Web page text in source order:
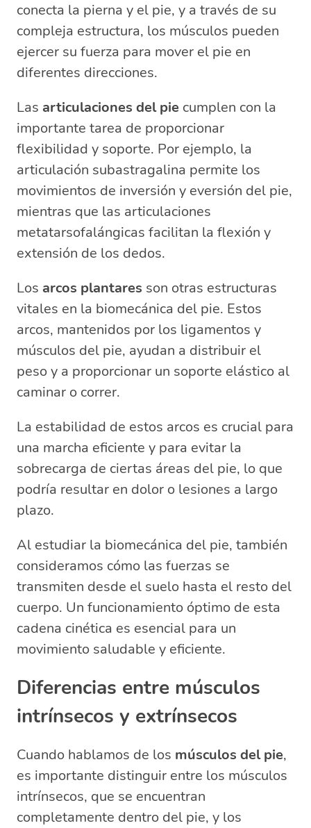
conecta la pierna y el pie, y a través de su
compleja estructura, los músculos pueden
ejercer su fuerza para mover el pie en
diferentes direcciones.
Las articulaciones del pie cumplen con la
importante tarea de proporcionar
flexibilidad y soporte. Por ejemplo, la
articulación subastragalina permite los
movimientos de inversión y eversión del pie,
mientras que las articulaciones
metatarsofalángicas facilitan la flexión y
extensión de los dedos.
Los arcos plantares son otras estructuras
vitales en la biomecánica del pie. Estos
arcos, mantenidos por los ligamentos y
músculos del pie, ayudan a distribuir el
peso y a proporcionar un soporte elástico al
caminar o correr.
La estabilidad de estos arcos es crucial para
una marcha eficiente y para evitar la
sobrecarga de ciertas áreas del pie, lo que
podría resultar en dolor o lesiones a largo
plazo.
Al estudiar la biomecánica del pie, también
consideramos cómo las fuerzas se
transmiten desde el suelo hasta el resto del
cuerpo. Un funcionamiento óptimo de esta
cadena cinética es esencial para un
movimiento saludable y eficiente.
Diferencias entre músculos
intrínsecos y extrínsecos
Cuando hablamos de los músculos del pie,
es importante distinguir entre los músculos
intrínsecos, que se encuentran
completamente dentro del pie, y los